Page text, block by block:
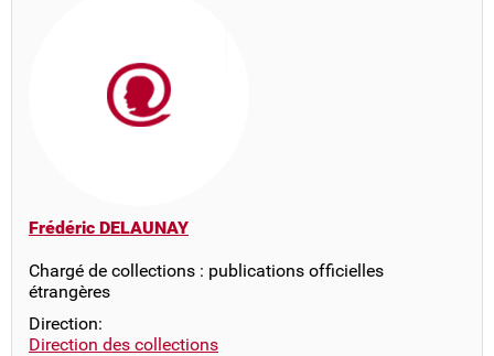
Frédéric DELAUNAY
Chargé de collections : publications officielles
étrangères
Direction:
Direction des collections